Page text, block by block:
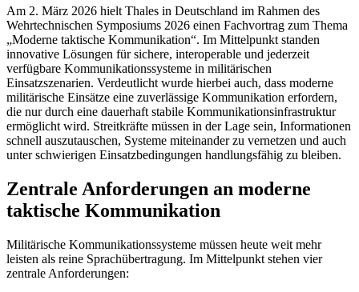
Am 2. März 2026 hielt Thales in Deutschland im Rahmen des
Wehrtechnischen Symposiums 2026 einen Fachvortrag zum Thema
„Moderne taktische Kommunikation“. Im Mittelpunkt standen
innovative Lösungen für sichere, interoperable und jederzeit
verfügbare Kommunikationssysteme in militärischen
Einsatzszenarien. Verdeutlicht wurde hierbei auch, dass moderne
militärische Einsätze eine zuverlässige Kommunikation erfordern,
die nur durch eine dauerhaft stabile Kommunikationsinfrastruktur
ermöglicht wird. Streitkräfte müssen in der Lage sein, Informationen
schnell auszutauschen, Systeme miteinander zu vernetzen und auch
unter schwierigen Einsatzbedingungen handlungsfähig zu bleiben.
Zentrale Anforderungen an moderne
taktische Kommunikation
Militärische Kommunikationssysteme müssen heute weit mehr
leisten als reine Sprachübertragung. Im Mittelpunkt stehen vier
zentrale Anforderungen: